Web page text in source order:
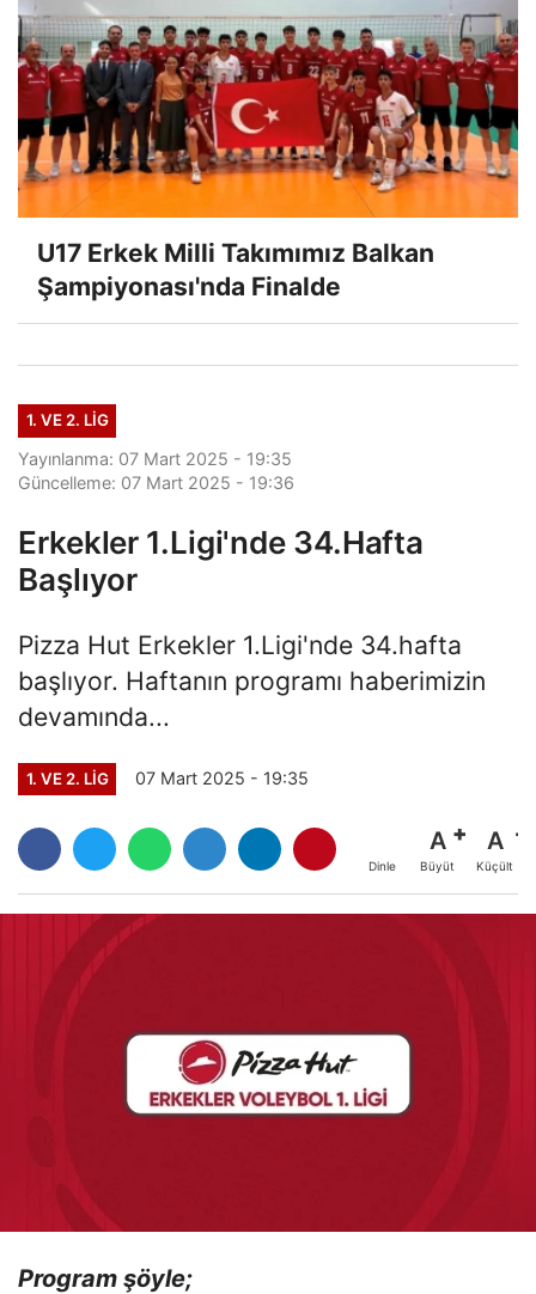
U17 Erkek Milli Takımımız Balkan
Şampiyonası'nda Finalde
1. VE 2. LIG
Yayınlanma: 07 Mart 2025 - 19:35
Güncelleme: 07 Mart 2025 - 19:36
Erkekler 1.Ligi'nde 34.Hafta
Başlıyor
Pizza Hut Erkekler 1.Ligi'nde 34.hafta
başlıyor. Haftanın programı haberimizin
devamında...
1. VE 2. LIG 07 Mart 2025 - 19:35
Dinle
A
Büyüt
A
Küçült
Program şöyle;